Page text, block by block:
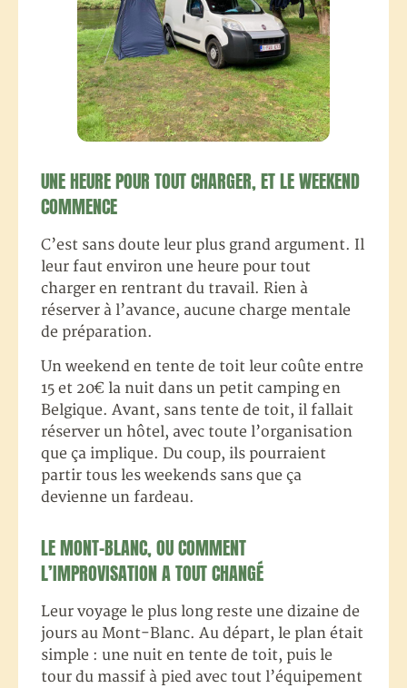
UNE HEURE POUR TOUT CHARGER, ET LE WEEKEND
COMMENCE
C’est sans doute leur plus grand argument. Il
leur faut environ une heure pour tout
charger en rentrant du travail. Rien à
réserver à l’avance, aucune charge mentale
de préparation.
Un weekend en tente de toit leur coûte entre
15 et 20€ la nuit dans un petit camping en
Belgique. Avant, sans tente de toit, il fallait
réserver un hôtel, avec toute l’organisation
que ça implique. Du coup, ils pourraient
partir tous les weekends sans que ça
devienne un fardeau.
LE MONT-BLANC, OU COMMENT
L’IMPROVISATION A TOUT CHANGÉ
Leur voyage le plus long reste une dizaine de
jours au Mont-Blanc. Au départ, le plan était
simple : une nuit en tente de toit, puis le
tour du massif à pied avec tout l’équipement